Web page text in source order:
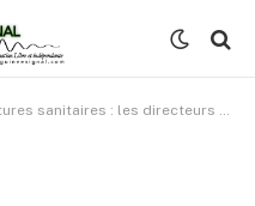
nationaux, régionaux et préfectoraux à l’école.